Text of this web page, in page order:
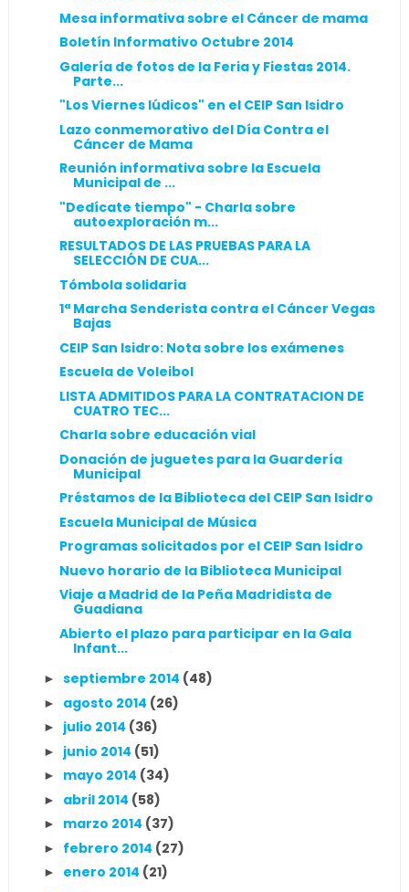
Mesa informativa sobre el Cáncer de mama
Boletín Informativo Octubre 2014
Galería de fotos de la Feria y Fiestas 2014.
Parte...
"Los Viernes lúdicos" en el CEIP San Isidro
Lazo conmemorativo del Día Contra el
Cáncer de Mama
Reunión informativa sobre la Escuela
Municipal de ...
"Dedícate tiempo" - Charla sobre
autoexploración m...
RESULTADOS DE LAS PRUEBAS PARA LA
SELECCIÓN DE CUA...
Tómbola solidaria
1ª Marcha Senderista contra el Cáncer Vegas
Bajas
CEIP San Isidro: Nota sobre los exámenes
Escuela de Voleibol
LISTA ADMITIDOS PARA LA CONTRATACION DE
CUATRO TEC...
Charla sobre educación vial
Donación de juguetes para la Guardería
Municipal
Préstamos de la Biblioteca del CEIP San Isidro
Escuela Municipal de Música
Programas solicitados por el CEIP San Isidro
Nuevo horario de la Biblioteca Municipal
Viaje a Madrid de la Peña Madridista de
Guadiana
Abierto el plazo para participar en la Gala
Infant...
► septiembre 2014 (48)
► agosto 2014 (26)
► julio 2014 (36)
► junio 2014 (51)
► mayo 2014 (34)
► abril 2014 (58)
► marzo 2014 (37)
► febrero 2014 (27)
► enero 2014 (21)